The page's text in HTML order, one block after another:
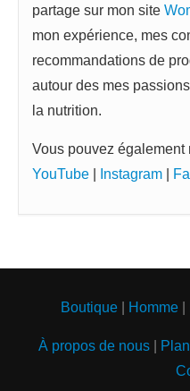
partage sur mon site
mon expérience, mes
recommandations de
autour des mes
la nutrition.
Vous pouvez également
YouTube
Instagram
Boutique Homme
À propos de nous